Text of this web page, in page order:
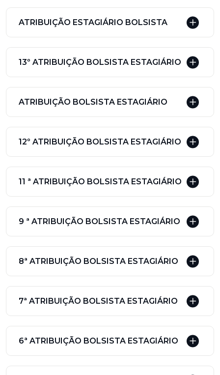
ATRIBUIÇÃO ESTAGIÁRIO BOLSISTA
13º ATRIBUIÇÃO BOLSISTA ESTAGIÁRIO
ATRIBUIÇÃO BOLSISTA ESTAGIÁRIO
12º ATRIBUIÇÃO BOLSISTA ESTAGIÁRIO
11 ª ATRIBUIÇÃO BOLSISTA ESTAGIÁRIO
9 ª ATRIBUIÇÃO BOLSISTA ESTAGIÁRIO
8ª ATRIBUIÇÃO BOLSISTA ESTAGIÁRIO
7ª ATRIBUIÇÃO BOLSISTA ESTAGIÁRIO
6ª ATRIBUIÇÃO BOLSISTA ESTAGIÁRIO